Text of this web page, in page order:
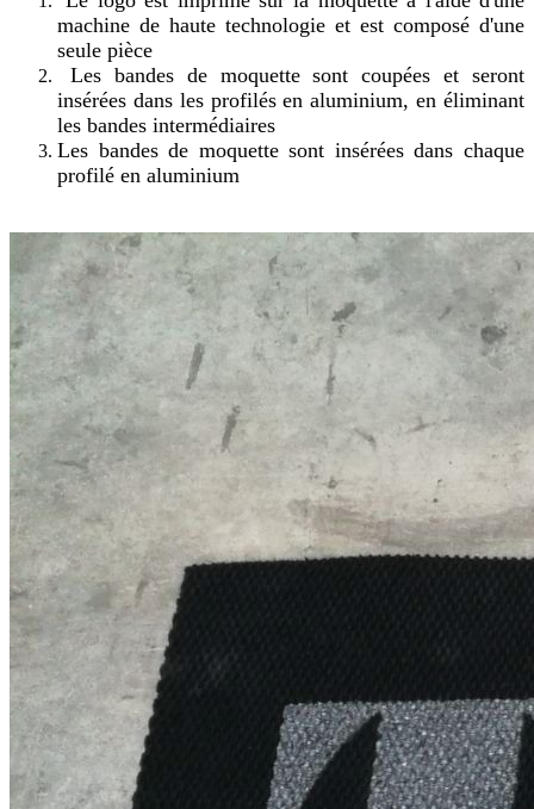
machine de haute technologie et est composé d'une
seule pièce
Les bandes de moquette sont coupées et seront
insérées dans les profilés en aluminium, en éliminant
les bandes intermédiaires
Les bandes de moquette sont insérées dans chaque
profilé en aluminium​